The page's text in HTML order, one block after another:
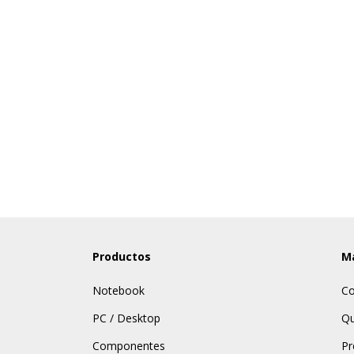
Productos
Notebook
PC / Desktop
Componentes